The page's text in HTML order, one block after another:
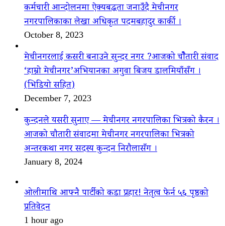
कर्मचारी आन्दोलनमा ऐक्यबद्धता जनाउँदै मेचीनगर
नगरपालिकाका लेखा अधिकृत पदमबहादुर कार्की ।
October 8, 2023
मेचीनगरलाई कसरी बनाउने सुन्दर नगर ?आजको चौैतारी संवाद
‘हाम्रो मेचीनगर’अभियानका अगुवा बिजय डालमियाँसँग ।
(भिडियो सहित)
December 7, 2023
कुन्दनले यसरी सुनाए — मेचीनगर नगरपालिका भित्रको कैरन ।
आजको चौतारी संवादमा मेचीनगर नगरपालिका भित्रको
अन्तरकथा नगर सदस्य कुन्दन निरौलासँग ।
January 8, 2024
ओलीमाथि आफ्नै पार्टीको कडा प्रहार! नेतृत्व फेर्न ५६ पृष्ठको
प्रतिवेदन
1 hour ago